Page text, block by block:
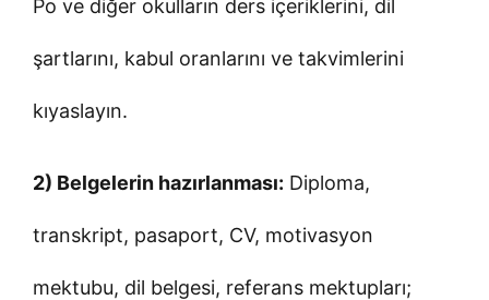
Po ve diğer okulların ders içeriklerini, dil
şartlarını, kabul oranlarını ve takvimlerini
kıyaslayın.
2) Belgelerin hazırlanması: Diploma,
transkript, pasaport, CV, motivasyon
mektubu, dil belgesi, referans mektupları;